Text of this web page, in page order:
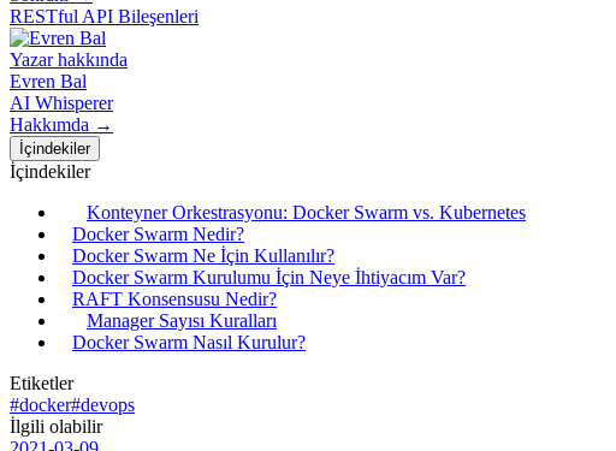
RESTful API Bileşenleri
Yazar hakkında
Evren Bal
AI Whisperer
Hakkımda →
İçindekiler
İçindekiler
Konteyner Orkestrasyonu: Docker Swarm vs. Kubernetes
Docker Swarm Nedir?
Docker Swarm Ne İçin Kullanılır?
Docker Swarm Kurulumu İçin Neye İhtiyacım Var?
RAFT Konsensusu Nedir?
Manager Sayısı Kuralları
Docker Swarm Nasıl Kurulur?
Etiketler
#docker#devops
İlgili olabilir